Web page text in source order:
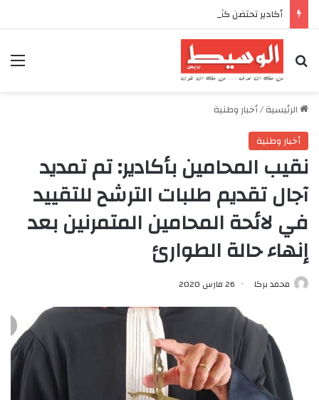
بحث عن
الرئيسية/أخبار وطنية
أخبار وطنية
نقيب المحامين بأكادير: تم تمديد
آجال تقديم طلبات الترشح للتقييد
في لائحة المحامين المتمرنين بعد
إنهاء حالة الطوارئ
محمد بركا 26 مارس 2020